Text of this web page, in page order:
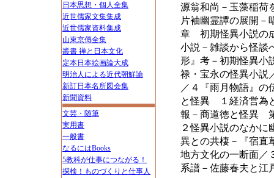
日本思想・個人全集
近世儒家文集集成
近世儒家資料集成
山東京傳全集
叢書 禅と日本文化
定本日本絵画論大成
明治人による近代朝鮮論
新訂日本名所図会集
新聞資料
文芸・随筆
実用書
一般書
なるにはBooks
5教科が仕事につながる！
探検！ものづくりと仕事人
源翁和尚－玉藻稲荷
片袖幽霊譚の展開
章 初期怪異小説の
小説－雑談から怪
形』考－初期怪異小
禄・宝永の怪異小説
／４『雨月物語』
と怪異 １経済営為
報－商道徳と怪異
２怪異小説のなか
異との共棲－『宿直
地方文化の一断面／
系譜－佐藤春夫と江